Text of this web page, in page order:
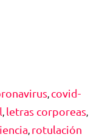
, covid-
, letras corporeas,
, rotulación